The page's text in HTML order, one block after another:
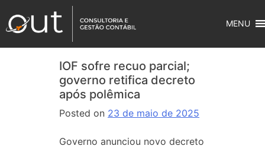
MENU
IOF sofre recuo parcial;
governo retifica decreto
após polêmica
Posted on 23 de maio de 2025
Governo anunciou novo decreto